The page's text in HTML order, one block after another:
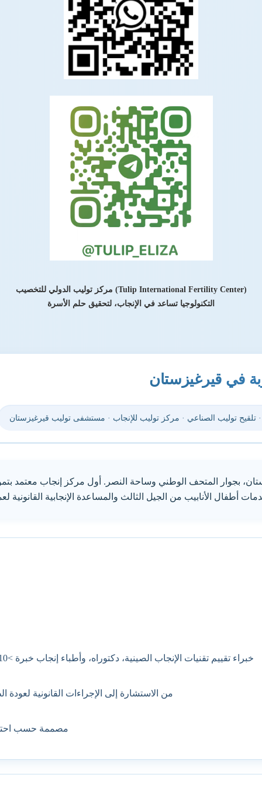
مركز توليب الدولي للتخصيب (Tulip International Fertility Center)
التكنولوجيا تساعد في الإنجاب، لتحقيق حلم الأسرة
في قيرغيزستان
تلقيح توليب الصناعي · مركز توليب للإنجاب · مستشفى توليب قيرغيزستان
بجوار المتحف الوطني وساحة النصر. أول مركز إنجاب معتمد
أطفال الأنابيب من الجيل الثالث والمساعدة الإنجابية القانونية
خبراء تقييم تقنيات الإنجاب الصينية، دكتوراه، وأطباء إنجاب خبرة >10 سنوات، نهج MDT.
من الاستشارة إلى الإجراءات القانونية لعودة
مصممة حسب